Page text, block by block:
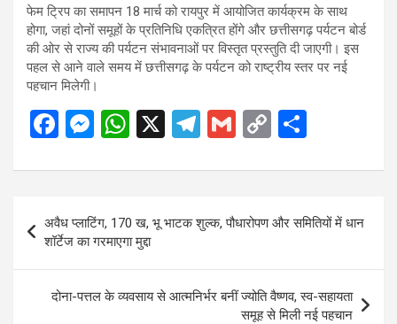
फेम ट्रिप का समापन 18 मार्च को रायपुर में आयोजित कार्यक्रम के साथ
होगा, जहां दोनों समूहों के प्रतिनिधि एकत्रित होंगे और छत्तीसगढ़ पर्यटन बोर्ड
की ओर से राज्य की पर्यटन संभावनाओं पर विस्तृत प्रस्तुति दी जाएगी। इस
पहल से आने वाले समय में छत्तीसगढ़ के पर्यटन को राष्ट्रीय स्तर पर नई
पहचान मिलेगी।
F
ce
b
o
o
k
M
se
n
g
er
W
at
s
A
p
p
X
T
e
a
m
G
ail
C
py
Li
n
k
ar
e
Post
navigation
अवैध प्लाटिंग, 170 ख, भू भाटक शुल्क, पौधारोपण और समितियों में धान
शॉर्टेज का गरमाएगा मुद्दा
दोना-पत्तल के व्यवसाय से आत्मनिर्भर बनीं ज्योति वैष्णव, स्व-सहायता
समूह से मिली नई पहचान